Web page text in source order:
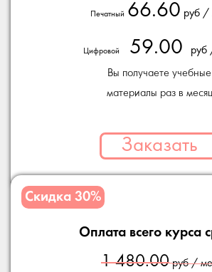
Печатный 66.60 руб /
Цифровой 59.00 руб
Вы получаете учебные
материалы раз в месяц
Заказать
Скидка 30%
Оплата всего курса
1 480.00 руб /